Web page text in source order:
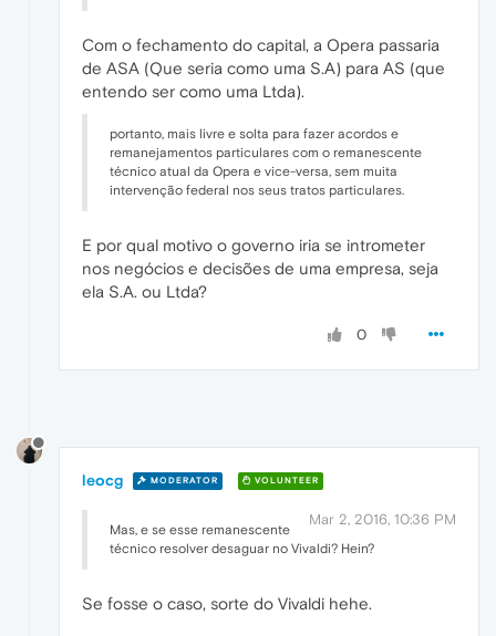
Com o fechamento do capital, a Opera passaria
de ASA (Que seria como uma S.A) para AS (que
entendo ser como uma Ltda).
portanto, mais livre e solta para fazer acordos e
remanejamentos particulares com o remanescente
técnico atual da Opera e vice-versa, sem muita
intervenção federal nos seus tratos particulares.
E por qual motivo o governo iria se intrometer
nos negócios e decisões de uma empresa, seja
ela S.A. ou Ltda?
0
leocg MODERATOR VOLUNTEER
Mar 2, 2016, 10:36 PM
Mas, e se esse remanescente
técnico resolver desaguar no Vivaldi? Hein?
Se fosse o caso, sorte do Vivaldi hehe.